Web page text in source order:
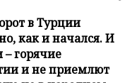
в Турции
как и начался. И
– горячие
и не приемлют